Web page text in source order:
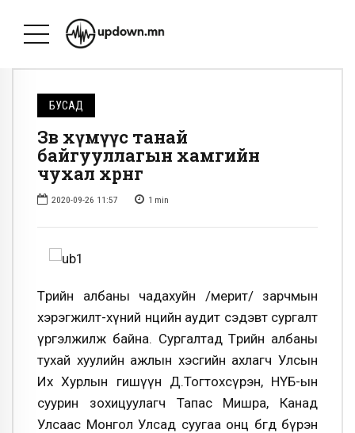
БУСАД
Зөв хүмүүс танай
байгууллагын хамгийн
чухал хөрөнгө
2020-09-26 11:57 1 min
Төрийн албаны чадахуйн /мерит/ зарчмын
хэрэгжилт-хүний нөөцийн аудит сэдэвт сургалт
үргэлжилж байна. Сургалтад Төрийн албаны
тухай хуулийн ажлын хэсгийн ахлагч Улсын
Их Хурлын гишүүн Д.Тогтохсүрэн, НҮБ-ын
суурин зохицуулагч Тапас Мишра, Канад
Улсаас Монгол Улсад суугаа онц бөгөөд бүрэн